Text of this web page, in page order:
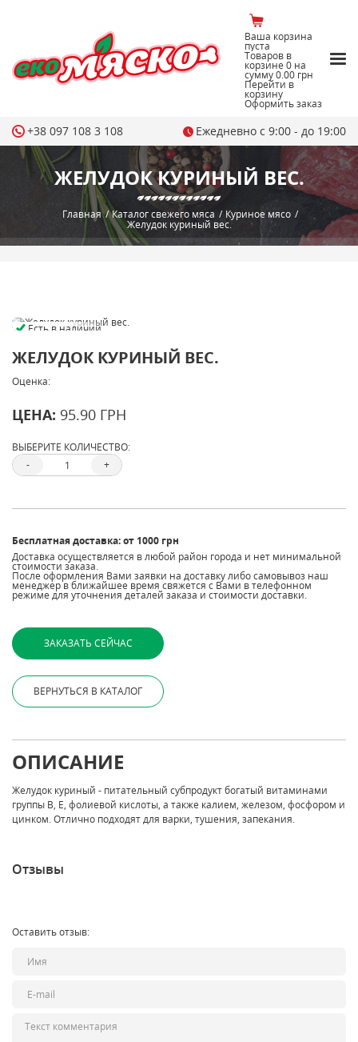
ЖЕЛУДОК КУРИНЫЙ ВЕС.
Главная / Каталог свежего мяса / Куриное мясо /
Желудок куриный вес.
Есть в наличии
ЖЕЛУДОК КУРИНЫЙ ВЕС.
Оценка:
ЦЕНА: 95.90 ГРН
ВЫБЕРИТЕ КОЛИЧЕСТВО:
-
+
Бесплатная доставка: от 1000 грн
Доставка осуществляется в любой район города и нет минимальной
стоимости заказа.
После оформления Вами заявки на доставку либо самовывоз наш
менеджер в ближайшее время свяжется с Вами в телефонном
режиме для уточнения деталей заказа и стоимости доставки.
ВЕРНУТЬСЯ В КАТАЛОГ
ОПИСАНИЕ
Желудок куриный - питательный субпродукт богатый витаминами
группы B, E, фолиевой кислоты, а также калием, железом, фосфором и
цинком. Отлично подходят для варки, тушения, запекания.
Отзывы
Оставить отзыв:
+38 097 108 3 108 Ежедневно с 9:00 - до 19:00
Ваша корзина
пуста
Товаров в
корзине0 на
сумму0.00 грн
Перейти в
корзину
Оформить заказ